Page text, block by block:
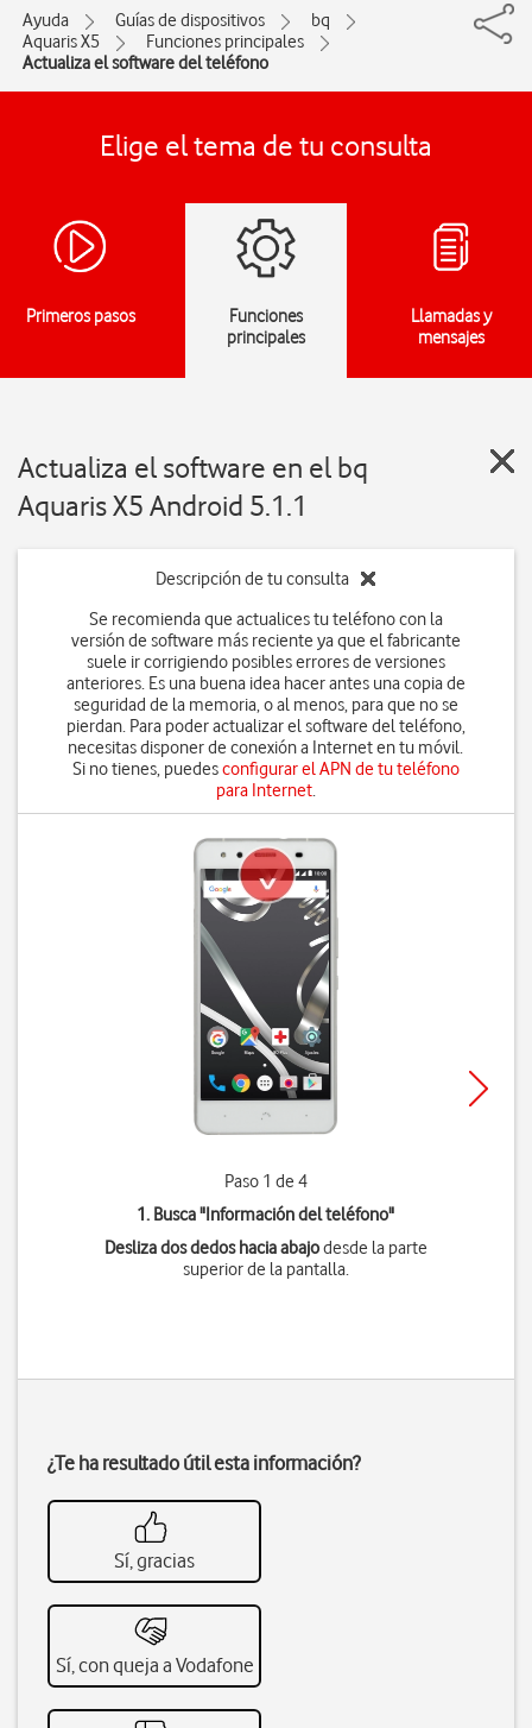
Ayuda Guías de dispositivos
bq
Aquaris X5
Funciones principales
Actualiza el software del teléfono
Elige el tema de tu consulta
Primeros pasos
Funciones
principales
Llamadas y
mensajes
Actualiza el software en el bq
Aquaris X5 Android 5.1.1
Descripción de tu consulta
Se recomienda que actualices tu teléfono con la
versión de software más reciente ya que el fabricante
suele ir corrigiendo posibles errores de versiones
anteriores. Es una buena idea hacer antes una copia de
seguridad de la memoria, o al menos, para que no se
pierdan. Para poder actualizar el software del teléfono,
necesitas disponer de conexión a Internet en tu móvil.
Si no tienes, puedesconfigurar el APN de tu teléfono
para Internet.
Paso 1 de 4
1. Busca "Información del teléfono"
Desliza dos dedos hacia abajodesde la parte
superior de la pantalla.
¿Te ha resultado útil esta información?
Sí, gracias
Sí, con queja a Vodafone